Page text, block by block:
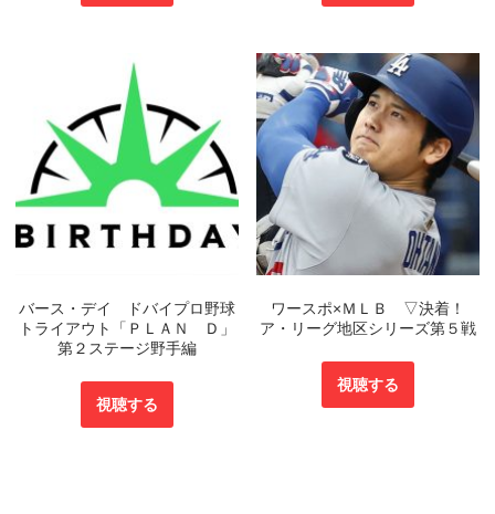
バース・デイ ドバイプロ野球
トライアウト「ＰＬＡＮ Ｄ」
第２ステージ野手編
視聴する
ワースポ×ＭＬＢ ▽決着！
ア・リーグ地区シリーズ第５戦
視聴する